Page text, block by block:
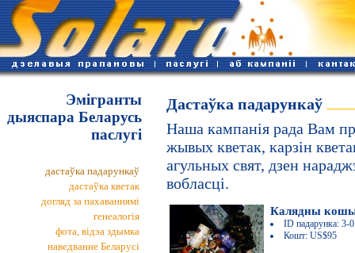
Эмігранты
дыяспара Беларусь
паслугі
дастаўка падарункаў
дастаўка кветак
догляд за пахаваннямі
генеалогія
фота, відэа здымка
наведванне Беларусі
Дастаўка падарункаў
Наша кампанія рада Вам
жывых кветак, карзін
агульных свят, дзен
вобласці.
Калядны
ID падарунка: 3-
Кошт: US$95